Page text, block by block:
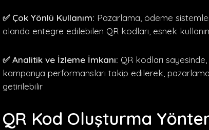
✅ Çok Yönlü Kullanım: Pazarlama, ödeme
alanda entegre edilebilen QR kodları, esnek
✅ Analitik ve İzleme İmkanı: QR kodları
kampanya performansları takip edilerek,
getirilebilir
QR Kod Oluşturma